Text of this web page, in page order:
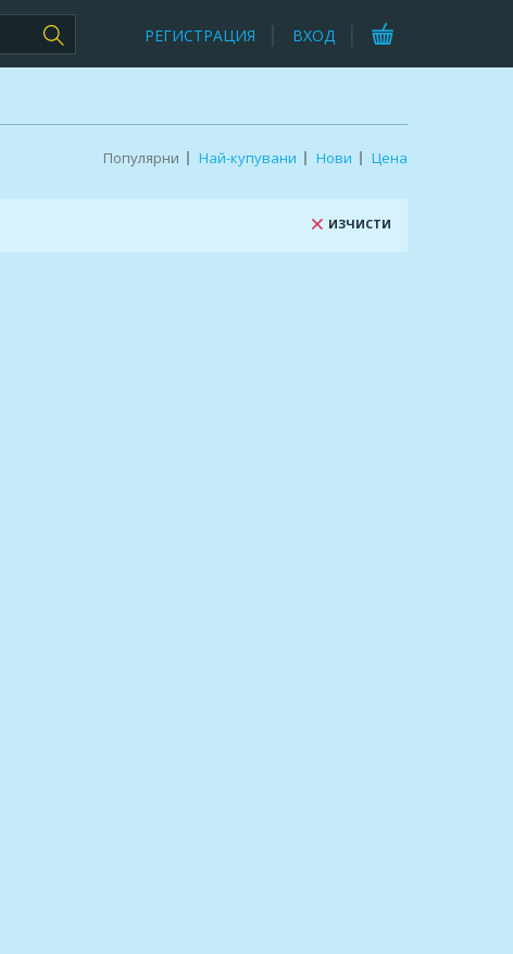
РЕГИСТРАЦИЯ ВХОД
Популярни Най-купувани Нови Цена
ИЗЧИСТИ